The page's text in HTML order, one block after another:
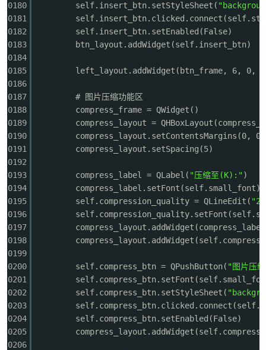
0180
0181
0182
0183
0184
0185
0186
0187
0188
0189
0190
0191
0192
0193
0194
0195
0196
0197
0198
0199
0200
0201
0202
0203
0204
0205
0206
self.insert_btn.setStyleSheet(
self.insert_btn.setEnabled(False)
btn_layout.addWidget(self.insert_btn)
left_layout.addWidget(btn_frame, 6, 0,
# 图片压缩功能区
compress_frame = QWidget()
compress_layout =
compress_layout.setContentsMargins(0,
compress_layout.setSpacing(5)
compress_label = QLabel( "压缩至(K):")
compress_label.setFont(self.small_font)
self.compression_quality = QLineEdit(
self.compress_btn = QPushButton( "图片压
self.compress_btn.setStyleSheet(
self.compress_btn.setEnabled(False)